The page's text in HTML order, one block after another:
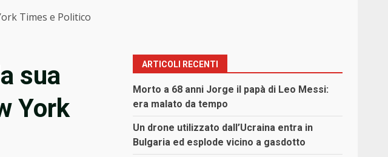
Times e Politico
sua
York
ARTICOLI RECENTI
Morto a 68 anni Jorge il papà di Leo Messi:
era malato da tempo
Un drone utilizzato dall’Ucraina entra in
Bulgaria ed esplode vicino a gasdotto